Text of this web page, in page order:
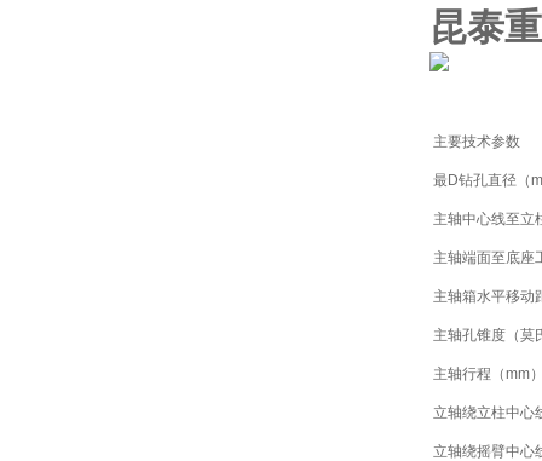
昆泰
主要技术参数
最D钻孔直径（
主轴中心线至立
主轴端面至底座
主轴箱水平移动
主轴孔锥度（莫
主轴行程（mm
立轴绕立柱中心
立轴绕摇臂中心